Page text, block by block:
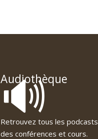
Audiothèque
🔊
Retrouvez tous les podcasts
des conférences et cours.